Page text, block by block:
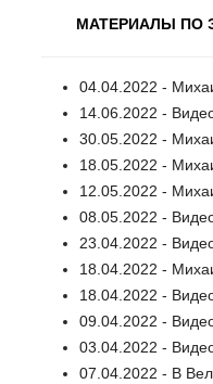
МАТЕРИАЛЫ ПО
04.04.2022 -
14.06.2022 -
30.05.2022 -
18.05.2022 -
12.05.2022 -
08.05.2022 -
23.04.2022 -
18.04.2022 -
18.04.2022 -
09.04.2022 -
03.04.2022 -
07.04.2022 - В